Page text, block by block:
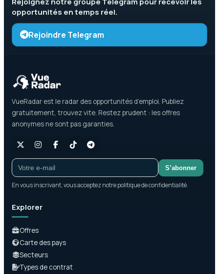
opportunités en temps réel.
Rejoindre Telegram
VueRadar est le radar des opportunités d’emploi. Publiez
gratuitement, trouvez vite. Restez prudent : les offres
anonymes ne sont pas garanties.
S’abonner
En vous inscrivant, vous acceptez notre politique de confidentialité.
Explorer
Offres
Carte des pays
Secteurs
Types de contrat